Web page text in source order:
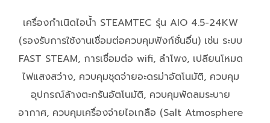
เครื่องกำเนิดไอน้ำ STEAMTEC รุ่น AIO 4.5-24KW
(รองรับการใช้งานเชื่อมต่อควบคุมฟังก์ชั่นอื่น) เช่น ระบบ
FAST STEAM, การเชื่อมต่อ wifi, ลำโพง, เปลียนโหมด
ไฟแสงสว่าง, ควบคุมชุดจ่ายอะดรม่าอัตโนมัติ, ควบคุม
อุปกรณ์ล้างตะกรันอัตโนมัติ, ควบคุมพัดลมระบาย
อากาศ, ควบคุมเครื่องจ่ายไอเกลือ (Salt Atmosphere